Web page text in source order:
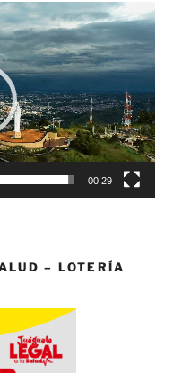
00:29
– LOTERÍA